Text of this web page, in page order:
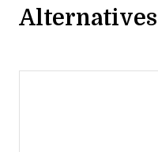
Alternatives